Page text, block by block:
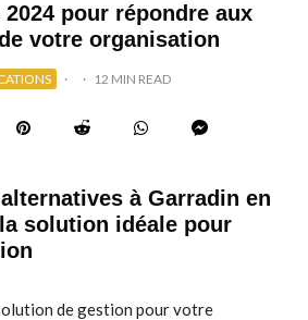
pour répondre aux
votre organisation
· · 12 MIN READ
à Garradin en
solution idéale pour
de gestion pour votre